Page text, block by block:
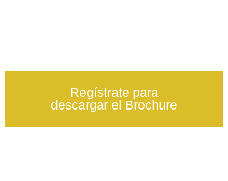
Regístrate para
descargar el Brochure